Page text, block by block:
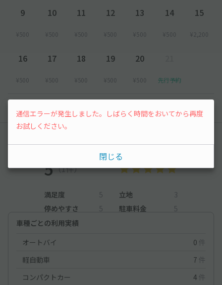
9
¥500
10
¥500
11
¥500
12
¥500
13
¥500
14
¥500
15
¥2,200
16
¥500
17
¥500
18
¥500
19
¥500
20
¥500 先行予約
5（1件）
満足度 5 立地
3
停めやすさ
5 駐車料金
5
車種ごとの利用実績
オートバイ
0 件
軽自動車
7 件
コンパクトカー
4 件
通信エラーが発生しました。しばらく時間をおいてから再度
お試しください。
閉じる